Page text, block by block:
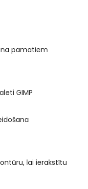
pamatiem
GIMP
lai ierakstītu